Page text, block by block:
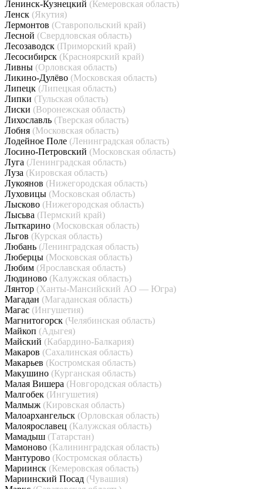
Ленинск-Кузнецкий (Кемеровская область)
Ленск (Якутия)
Лермонтов (Ставропольский край)
Лесной (Свердловская область)
Лесозаводск (Приморский край)
Лесосибирск (Красноярский край)
Ливны (Орловская область)
Ликино-Дулёво (Московская область)
Липецк (Липецкая область)
Липки (Тульская область)
Лиски (Воронежская область)
Лихославль (Тверская область)
Лобня (Московская область)
Лодейное Поле (Ленинградская область)
Лосино-Петровский (Московская область)
Луга (Ленинградская область)
Луза (Кировская область)
Лукоянов (Нижегородская область)
Луховицы (Московская область)
Лысково (Нижегородская область)
Лысьва (Пермский край)
Лыткарино (Московская область)
Льгов (Курская область)
Любань (Ленинградская область)
Люберцы (Московская область)
Любим (Ярославская область)
Людиново (Калужская область)
Лянтор (Ханты-Мансийский АО — Югра)
Магадан (Магаданская область)
Магас (Ингушетия)
Магнитогорск (Челябинская область)
Майкоп (Адыгея)
Майский (Кабардино-Балкария)
Макаров (Сахалинская область)
Макарьев (Костромская область)
Макушино (Курганская область)
Малая Вишера (Новгородская область)
Малгобек (Ингушетия)
Малмыж (Кировская область)
Малоархангельск (Орловская область)
Малоярославец (Калужская область)
Мамадыш (Татарстан)
Мамоново (Калининградская область)
Мантурово (Костромская область)
Мариинск (Кемеровская область)
Мариинский Посад (Чувашия)